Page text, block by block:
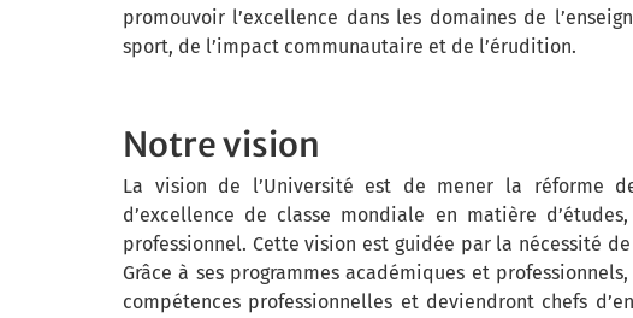
promouvoir l’excellence dans les domaines de
sport, de l’impact communautaire et de l’érudition.
Notre vision
La vision de l’Université est de mener la réforme
d’excellence de classe mondiale en matière
professionnel. Cette vision est guidée par la nécessité
Grâce à ses programmes académiques et
compétences professionnelles et deviendront chefs